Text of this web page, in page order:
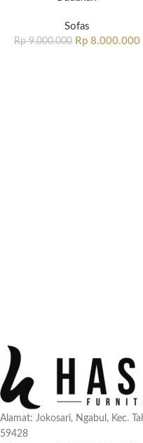
Sofas
Rp9.000.000 Rp8.000.000
Alamat: Jokosari, Ngabul, Kec.
59428